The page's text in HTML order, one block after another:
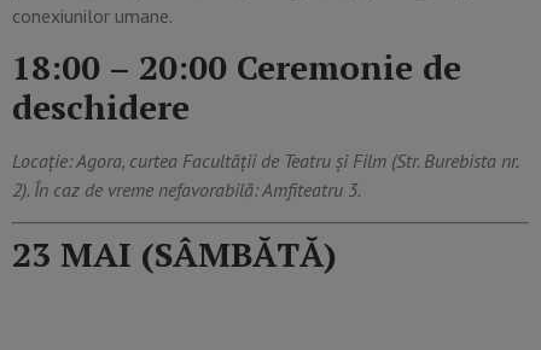
conexiunilor umane.
18:00 – 20:00 Ceremonie de
deschidere
Locație: Agora, curtea Facultății de Teatru și Film (Str. Burebista nr.
2). În caz de vreme nefavorabilă: Amfiteatru 3.
23 MAI (SÂMBĂTĂ)